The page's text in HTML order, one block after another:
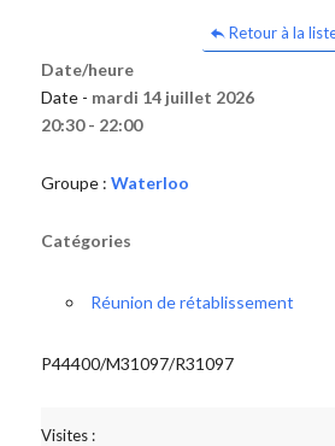
Retour à la
Date/heure
Date - mardi 14 juillet 2026
20:30 - 22:00
Groupe : Waterloo
Catégories
Réunion de rétablissement
P44400/M31097/R31097
Visites :